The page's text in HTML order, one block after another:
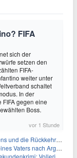
FIFA
sich der
setzen den
FIFA-
weiter unter
schaltet
In der
gegen eine
Boss.
vor 1 Stunde
die Rückkehr nach Paris
nach Argentinien
Vollering in Gelb